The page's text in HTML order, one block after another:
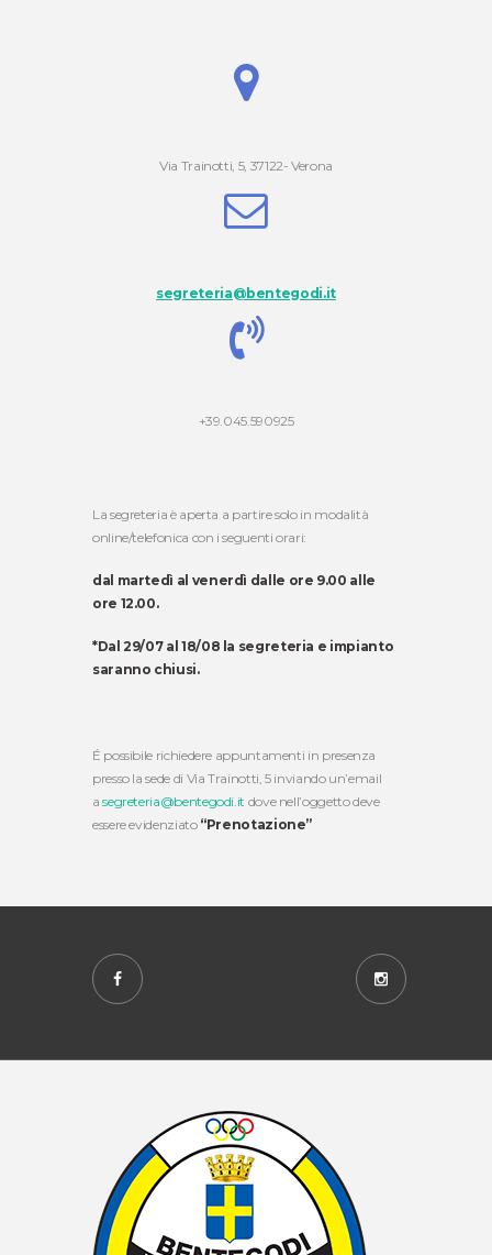
Via Trainotti, 5, 37122- Verona
segreteria@bentegodi.it
+39.045.590925
La segreteria è aperta a partire solo in modalità
online/telefonica con i seguenti orari:
dal martedì al venerdì dalle ore 9.00 alle
ore 12.00.
*Dal 29/07 al 18/08 la segreteria e impianto
saranno chiusi.
É possibile richiedere appuntamenti in presenza
presso la sede di Via Trainotti, 5 inviando un’email
asegreteria@bentegodi.it dove nell’oggetto deve
essere evidenziato “Prenotazione”